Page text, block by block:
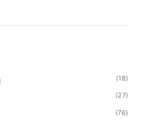
(18)
(27)
(76)